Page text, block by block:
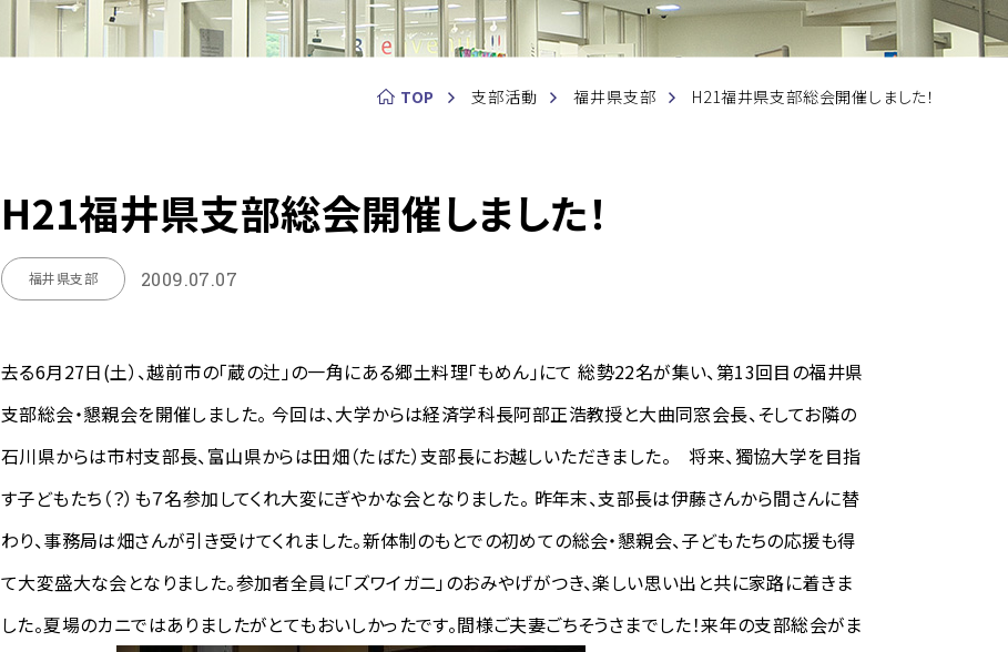
TOP 支部活動 福井県支部 H21福井県支部総会開催しました！
H21福井県支部総会開催しました！
福井県支部 2009.07.07
去る6月27日(土）、越前市の「蔵の辻」の一角にある郷土料理「もめん」にて 総勢22名が集い、第13回目の福井県
支部総会・懇親会を開催しました。 今回は、大学からは経済学科長阿部正浩教授と大曲同窓会長、そしてお隣の
石川県からは市村支部長、富山県からは田畑（たばた）支部長にお越しいただきました。 将来、獨協大学を目指
す子どもたち（？）も７名参加してくれ大変にぎやかな会となりました。 昨年末、支部長は伊藤さんから間さんに替
わり、事務局は畑さんが引き受けてくれました。新体制のもとでの初めての総会・懇親会、子どもたちの応援も得
て大変盛大な会となりました。参加者全員に「ズワイガニ」のおみやげがつき、楽しい思い出と共に家路に着きま
した。夏場のカニではありましたがとてもおいしかったです。間様ご夫妻ごちそうさまでした！来年の支部総会がま